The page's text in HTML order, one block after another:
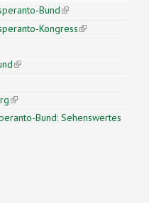
Bund(link is
external)
Kongress(link is
is external)
(link is external)
is external)
(link is external)
Bund: Sehenswertes